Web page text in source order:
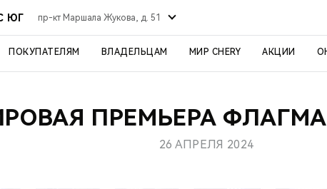
ЮГ пр-кт Маршала Жукова, д. 51
ПОКУПАТЕЛЯМ ВЛАДЕЛЬЦАМ МИР CHERY АКЦИИ
ПРЕМЬЕРА
26 АПРЕЛЯ 2024